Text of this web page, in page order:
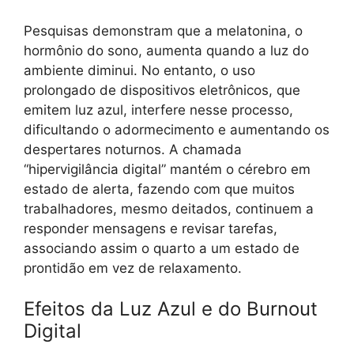
Pesquisas demonstram que a melatonina, o
hormônio do sono, aumenta quando a luz do
ambiente diminui. No entanto, o uso
prolongado de dispositivos eletrônicos, que
emitem luz azul, interfere nesse processo,
dificultando o adormecimento e aumentando os
despertares noturnos. A chamada
“hipervigilância digital” mantém o cérebro em
estado de alerta, fazendo com que muitos
trabalhadores, mesmo deitados, continuem a
responder mensagens e revisar tarefas,
associando assim o quarto a um estado de
prontidão em vez de relaxamento.
Efeitos da Luz Azul e do Burnout
Digital